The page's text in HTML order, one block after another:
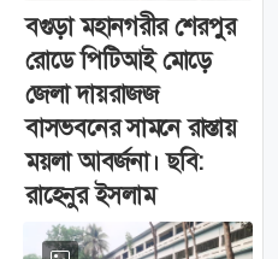
বগুড়া মহানগরীর শেরপুর
রোডে পিটিআই মোড়ে
জেলা দায়রাজজ
বাসভবনের সামনে রাস্তায়
ময়লা আবর্জনা। ছবি:
রাহেনুর ইসলাম